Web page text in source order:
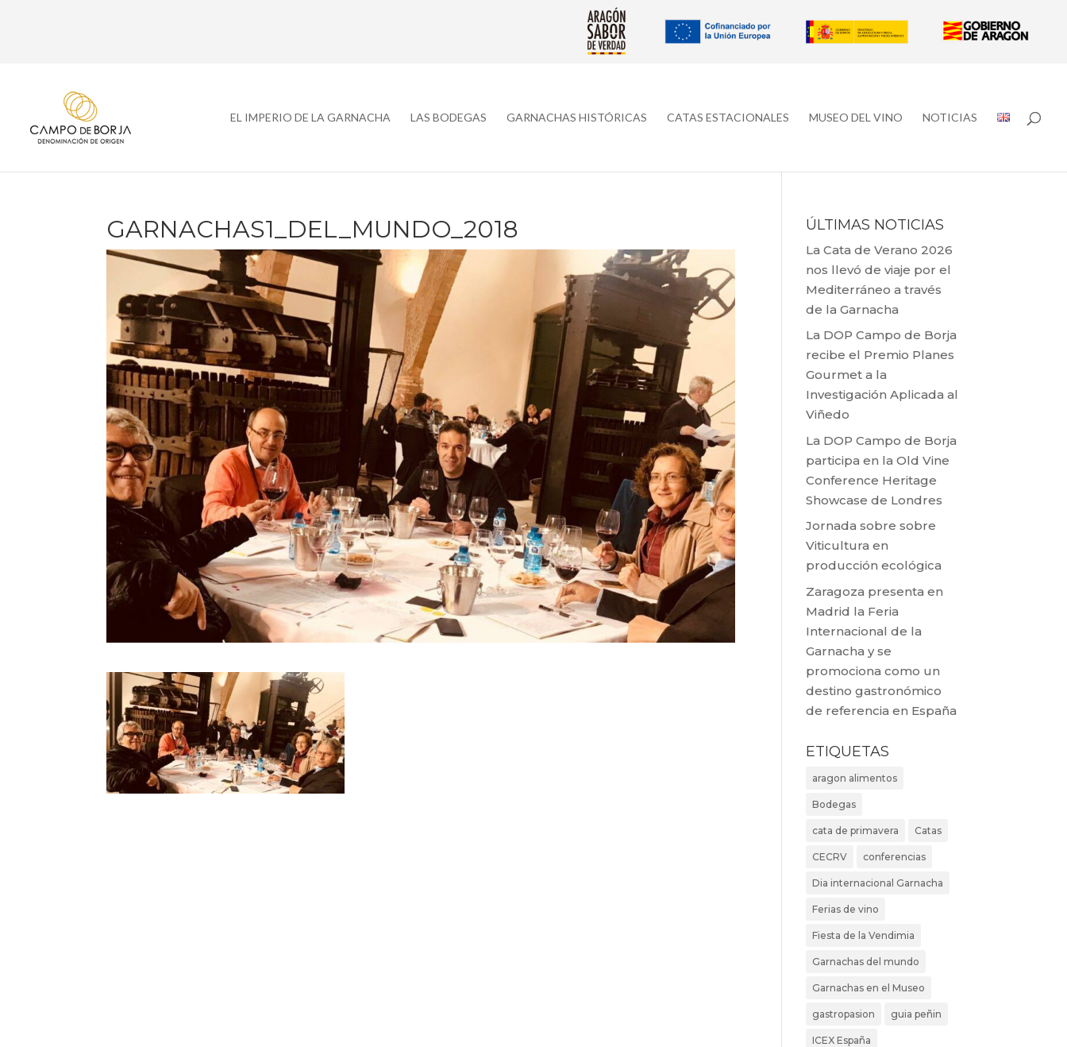
EL IMPERIO DE LA GARNACHA LAS BODEGAS GARNACHAS HISTÓRICAS CATAS ESTACIONALES MUSEO DEL VINO NOTICIAS
GARNACHAS1_DEL_MUNDO_2018 ÚLTIMAS NOTICIAS
La Cata de Verano 2026
nos llevó de viaje por el
Mediterráneo a través
de la Garnacha
La DOP Campo de Borja
recibe el Premio Planes
Gourmet a la
Investigación Aplicada al
Viñedo
La DOP Campo de Borja
participa en la Old Vine
Conference Heritage
Showcase de Londres
Jornada sobre sobre
Viticultura en
producción ecológica
Zaragoza presenta en
Madrid la Feria
Internacional de la
Garnacha y se
promociona como un
destino gastronómico
de referencia en España
ETIQUETAS
aragon alimentos
Bodegas
cata de primavera Catas
CECRV conferencias
Dia internacional Garnacha
Ferias de vino
Fiesta de la Vendimia
Garnachas del mundo
Garnachas en el Museo
gastropasion guia peñin
ICEX España